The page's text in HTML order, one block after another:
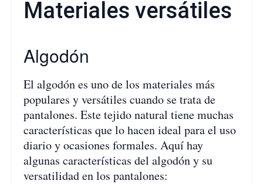
Materiales versátiles
Algodón
El algodón es uno de los materiales más
populares y versátiles cuando se trata de
pantalones. Este tejido natural tiene muchas
características que lo hacen ideal para el uso
diario y ocasiones formales. Aquí hay
algunas características del algodón y su
versatilidad en los pantalones: